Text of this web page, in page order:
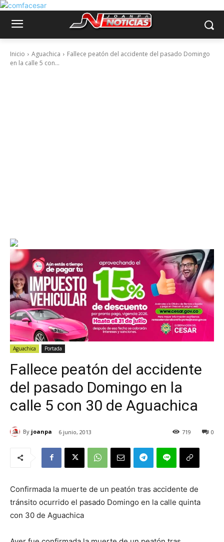
Inicio Aguachica
Fallece peatón del accidente del pasado Domingo
en la calle 5 con...
Aguachica Portada
Fallece peatón del accidente
del pasado Domingo en la
calle 5 con 30 de Aguachica
By joanpa 6 junio, 2013 0
719
Confirmada la muerte de un peatón tras accidente de
tránsito ocurrido el pasado Domingo en la calle quinta
con 30 de Aguachica